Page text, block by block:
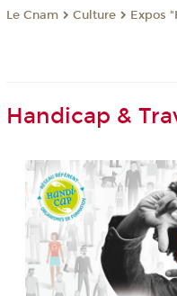
Le Cnam Culture Expos
Handicap &